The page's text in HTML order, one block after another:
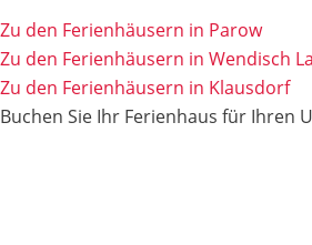
Zu den Ferienhäusern in Parow
Zu den Ferienhäusern in Wendisch
Zu den Ferienhäusern in Klausdorf
Buchen Sie Ihr Ferienhaus für Ihren